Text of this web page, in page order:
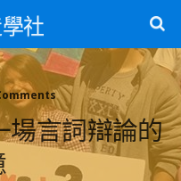
社
• No Comments
場言詞辯論的